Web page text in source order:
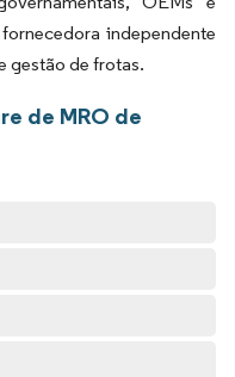
independente
gestão de frotas.
de MRO de